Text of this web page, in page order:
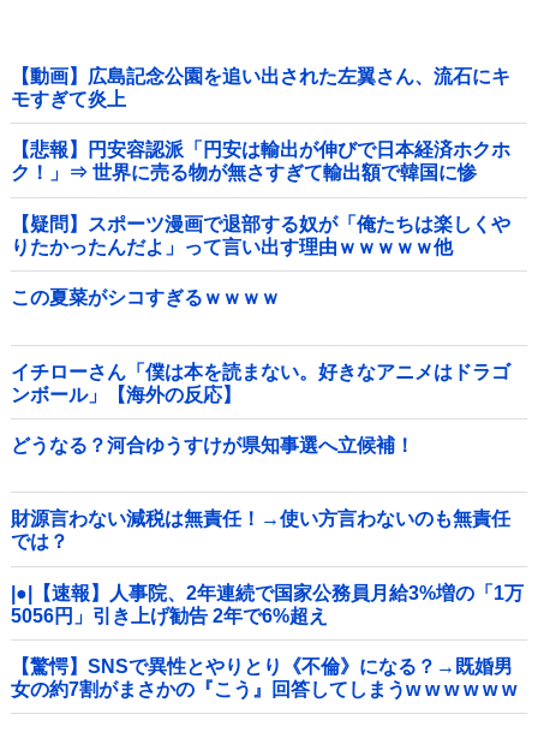
【動画】広島記念公園を追い出された左翼さん、流石にキ
モすぎて炎上
【悲報】円安容認派「円安は輸出が伸びで日本経済ホクホ
ク！」⇒ 世界に売る物が無さすぎて輸出額で韓国に惨
敗・・・
【疑問】スポーツ漫画で退部する奴が「俺たちは楽しくや
りたかったんだよ」って言い出す理由ｗｗｗｗｗ他
この夏菜がシコすぎるｗｗｗｗ
イチローさん「僕は本を読まない。好きなアニメはドラゴ
ンボール」【海外の反応】
どうなる？河合ゆうすけが県知事選へ立候補！
財源言わない減税は無責任！→使い方言わないのも無責任
では？
|●|【速報】人事院、2年連続で国家公務員月給3%増の「1万
5056円」引き上げ勧告 2年で6%超え
【驚愕】SNSで異性とやりとり《不倫》になる？→既婚男
女の約7割がまさかの『こう』回答してしまうw w w w w w
w w